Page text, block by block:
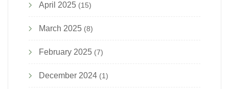
April 2025 (15)
March 2025 (8)
February 2025 (7)
December 2024 (1)